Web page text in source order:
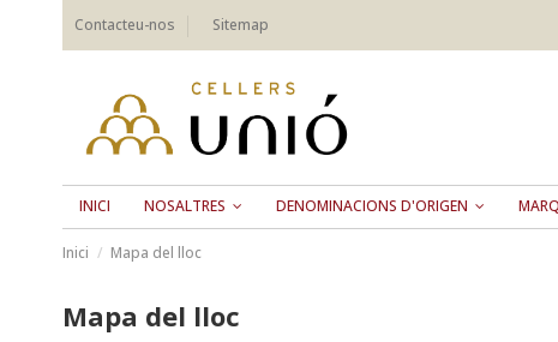
Contacteu-nos Sitemap
INICI NOSALTRES DENOMINACIONS D'ORIGEN
Inici Mapa del lloc
Mapa del lloc